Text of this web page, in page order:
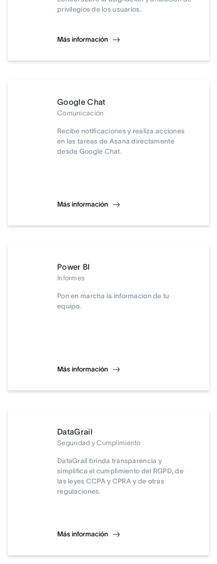
privilegios de los usuarios.
Más información
Google Chat
Comunicación
Recibe notificaciones y realiza acciones
en las tareas de Asana directamente
desde Google Chat.
Más información
Power BI
Informes
Pon en marcha la información de tu
equipo.
Más información
DataGrail
Seguridad y Cumplimiento
DataGrail brinda transparencia y
simplifica el cumplimiento del RGPD, de
las leyes CCPA y CPRA y de otras
regulaciones.
Más información